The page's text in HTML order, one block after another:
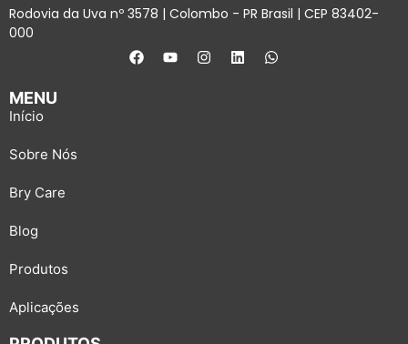
Rodovia da Uva nº 3578 | Colombo - PR Brasil | CEP 83402-
000
Início
Sobre Nós
Bry Care
Blog
Produtos
Aplicações
MENU